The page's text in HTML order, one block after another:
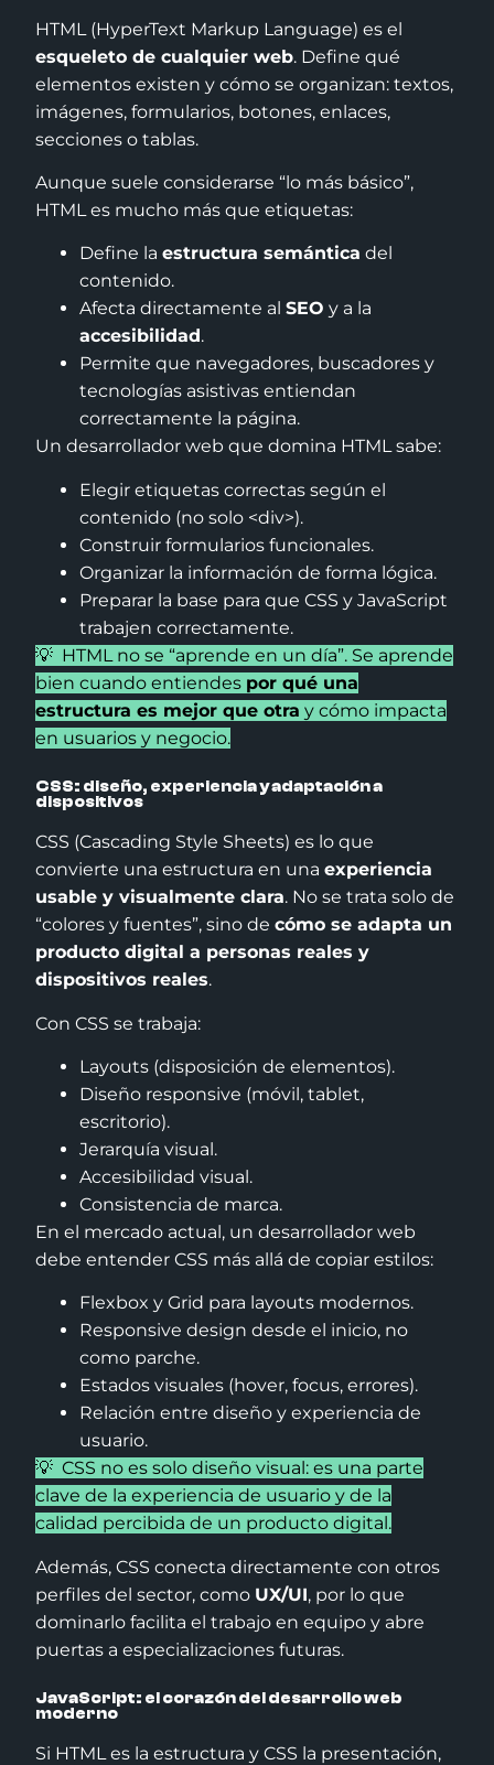
HTML (HyperText Markup Language) es el
esqueleto de cualquier web. Define qué
elementos existen y cómo se organizan: textos,
imágenes, formularios, botones, enlaces,
secciones o tablas.
Aunque suele considerarse “lo más básico”,
HTML es mucho más que etiquetas:
Define laestructura semántica del
contenido.
Afecta directamente alSEO y a la
accesibilidad.
Permite que navegadores, buscadores y
tecnologías asistivas entiendan
correctamente la página.
Un desarrollador web que domina HTML sabe:
Elegir etiquetas correctas según el
contenido (no solo <div>).
Construir formularios funcionales.
Organizar la información de forma lógica.
Preparar la base para que CSS y JavaScript
trabajen correctamente.
💡 HTML no se “aprende en un día”. Se aprende
bien cuando entiendes por qué una
estructura es mejor que otra y cómo impacta
en usuarios y negocio.
CSS: diseño, experiencia y adaptación a
dispositivos
CSS (Cascading Style Sheets) es lo que
convierte una estructura en unaexperiencia
usable y visualmente clara. No se trata solo de
“colores y fuentes”, sino decómo se adapta un
producto digital a personas reales y
dispositivos reales.
Con CSS se trabaja:
Layouts (disposición de elementos).
Diseño responsive (móvil, tablet,
escritorio).
Jerarquía visual.
Accesibilidad visual.
Consistencia de marca.
En el mercado actual, un desarrollador web
debe entender CSS más allá de copiar estilos:
Flexbox y Grid para layouts modernos.
Responsive design desde el inicio, no
como parche.
Estados visuales (hover, focus, errores).
Relación entre diseño y experiencia de
usuario.
💡 CSS no es solo diseño visual: es una parte
clave de la experiencia de usuario y de la
calidad percibida de un producto digital.
Además, CSS conecta directamente con otros
perfiles del sector, como UX/UI, por lo que
dominarlo facilita el trabajo en equipo y abre
puertas a especializaciones futuras.
JavaScript: el corazón del desarrollo web
moderno
Si HTML es la estructura y CSS la presentación,